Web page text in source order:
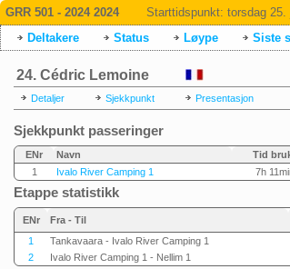
GRR 501 - 2024 2024 Starttidspunkt: torsdag 25.
Deltakere Status Løype Siste
24. Cédric Lemoine
Detaljer Sjekkpunkt Presentasjon
Sjekkpunkt passeringer
ENr Navn Tid
1
Ivalo River Camping 1 7h
Etappe statistikk
ENr Fra - Til
1 Tankavaara - Ivalo River Camping 1
2
Ivalo River Camping 1 - Nellim 1